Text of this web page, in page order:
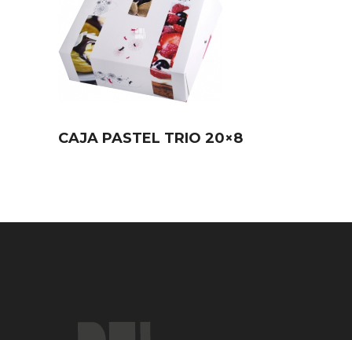
CAJA PASTEL TRIO 20×8